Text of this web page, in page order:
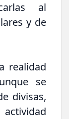
al
y de
realidad
se
divisas,